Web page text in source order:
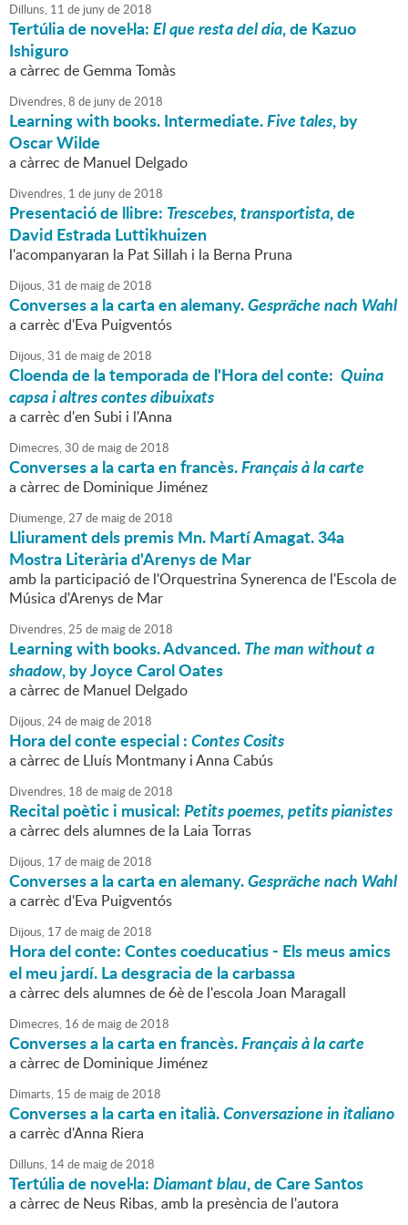
Dilluns, 11 de junyde2018
Tertúlia de novel·la:El que resta del dia, de Kazuo
Ishiguro
a càrrec de Gemma Tomàs
Divendres,8 de junyde2018
Learning with books. Intermediate.Five tales, by
Oscar Wilde
a càrrec de Manuel Delgado
Divendres, 1 de junyde2018
Presentació de llibre: Trescebes, transportista, de
David Estrada Luttikhuizen
l'acompanyaran la Pat Sillah i la Berna Pruna
Dijous,31 de maigde2018
Converses a la carta en alemany.Gespräche nach Wahl
a carrèc d'Eva Puigventós
Dijous,31 de maigde2018
Cloenda de la temporada de l'Hora del conte: Quina
capsa i altres contes dibuixats
a carrèc d'en Subi i l'Anna
Dimecres,30 de maigde2018
Converses a la carta en francès.Français à la carte
a càrrec de Dominique Jiménez
Diumenge,27 de maigde2018
Lliurament dels premis Mn. Martí Amagat. 34a
Mostra Literària d'Arenys de Mar
amb la participació de l'Orquestrina Synerenca de l'Escola de
Música d'Arenys de Mar
Divendres,25 de maigde2018
Learning with books. Advanced.The man without a
shadow, by Joyce Carol Oates
a càrrec de Manuel Delgado
Dijous,24de maigde2018
Hora del conte especial :Contes Cosits
a càrrec de Lluís Montmany i Anna Cabús
Divendres, 18 de maigde2018
Recital poètic i musical:Petits poemes, petits pianistes
a càrrec dels alumnes de la Laia Torras
Dijous, 17 de maigde2018
Converses a la carta en alemany.Gespräche nach Wahl
a carrèc d'Eva Puigventós
Dijous, 17 de maigde2018
Hora del conte: Contes coeducatius - Els meus amics
el meu jardí. La desgracia de la carbassa
a càrrec dels alumnes de 6è de l'escola Joan Maragall
Dimecres, 16 de maigde2018
Converses a la carta en francès.Français à la carte
a càrrec de Dominique Jiménez
Dimarts, 15 de maigde2018
Converses a la carta en italià.Conversazione in italiano
a carrèc d'Anna Riera
Dilluns, 14de maigde2018
Tertúlia de novel·la:Diamant blau, de Care Santos
a càrrec de Neus Ribas, amb la presència de l'autora